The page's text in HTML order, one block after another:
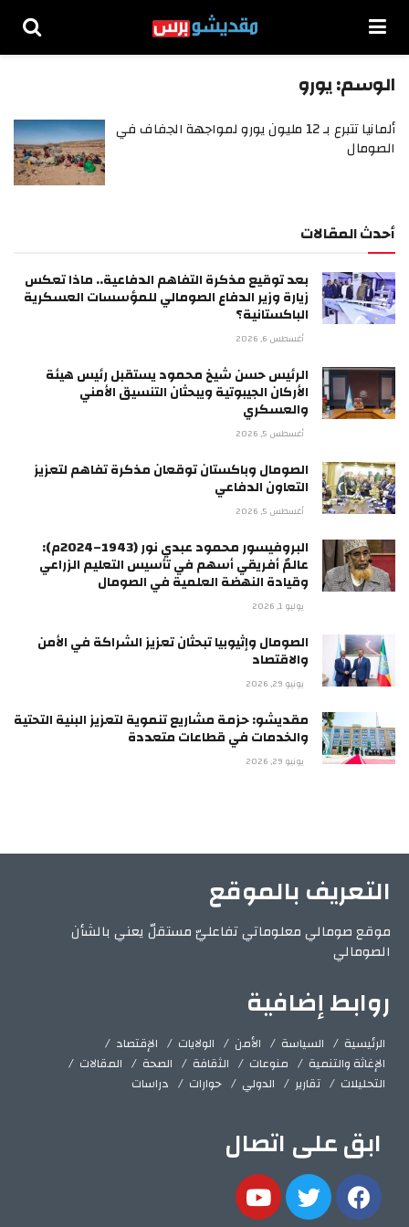
الوسم:يورو
ألمانيا تتبرع بـ 12 مليون يورو لمواجهة الجفاف في
الصومال
أحدث المقالات
بعد توقيع مذكرة التفاهم الدفاعية.. ماذا تعكس
زيارة وزير الدفاع الصومالي للمؤسسات العسكرية
الباكستانية؟
أغسطس 6, 2026
الرئيس حسن شيخ محمود يستقبل رئيس هيئة
الأركان الجيبوتية ويبحثان التنسيق الأمني
والعسكري
أغسطس 5, 2026
الصومال وباكستان توقعان مذكرة تفاهم لتعزيز
التعاون الدفاعي
أغسطس 5, 2026
البروفيسور محمود عبدي نور (1943–2024م):
عالمٌ أفريقي أسهم في تأسيس التعليم الزراعي
وقيادة النهضة العلمية في الصومال
يوليو 1, 2026
الصومال وإثيوبيا تبحثان تعزيز الشراكة في الأمن
والاقتصاد
يونيو 29, 2026
مقديشو: حزمة مشاريع تنموية لتعزيز البنية التحتية
والخدمات في قطاعات متعددة
يونيو 29, 2026
التعريف بالموقع
موقع صومالي معلوماتي تفاعليّ مستقلّ يعني بالشأن
الصومالي
روابط إضافية
الرئيسية السياسة الأمن الولايات
الإقتصاد
الإغاثة والتنمية
منوعات الثقافة الصحة
المقالات
التحليلات
تقارير الدولي حوارات دراسات
ابق على اتصال